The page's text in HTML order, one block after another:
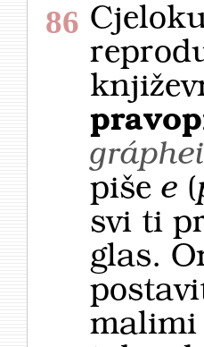
86
piše e (
svi ti
glas.
malimi